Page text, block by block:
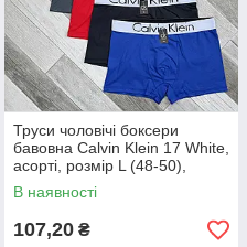
Труси чоловічі боксери
бавовна Calvin Klein 17 White,
асорті, розмір L (48-50),
013065
В наявності
107,20 ₴